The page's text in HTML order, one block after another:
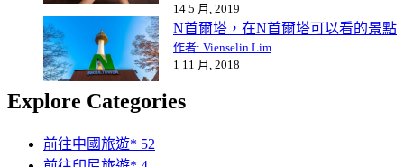
14 5 月, 2019
N首爾塔，在N首爾塔可以看的景點
作者: Vienselin Lim
1 11 月, 2018
Explore Categories
前往中國旅遊* 52